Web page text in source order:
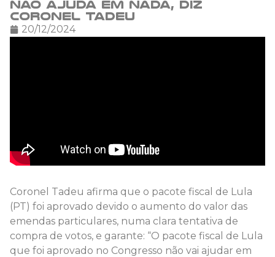
não ajuda em nada, diz
Coronel Tadeu
20/12/2024
Coronel Tadeu afirma que o pacote fiscal de Lula
(PT) foi aprovado devido o aumento do valor das
emendas particulares, numa clara tentativa de
compra de votos, e garante: “O pacote fiscal de Lula
que foi aprovado no Congresso não vai ajudar em